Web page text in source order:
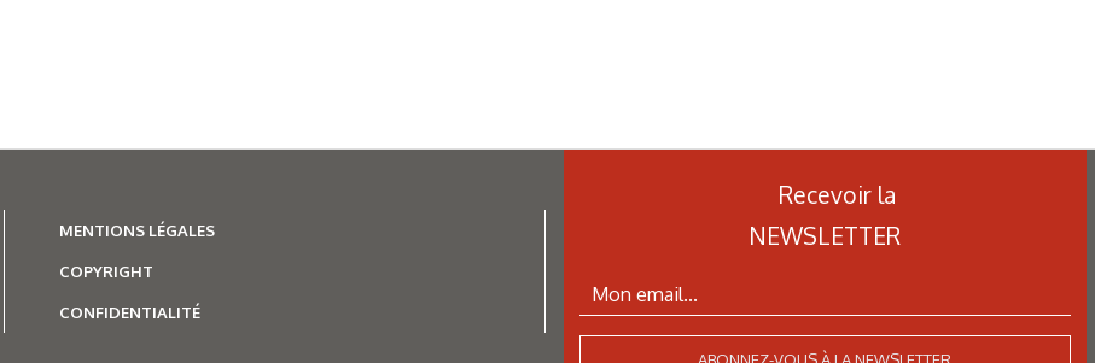
MENTIONS LÉGALES
COPYRIGHT
CONFIDENTIALITÉ
Recevoir la
NEWSLETTER